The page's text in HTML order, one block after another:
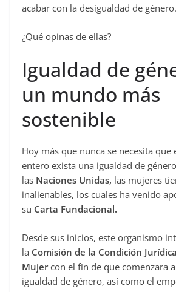
o
k
acabar con la desigualdad de género.
¿Qué opinas de ellas?
Igualdad de
un mundo más
sostenible
Hoy más que nunca se necesita que
entero exista una igualdad de
las Naciones Unidas, las mujeres
inalienables, los cuales ha venido
su Carta Fundacional.
Desde sus inicios, este organismo
la Comisión de la Condición
Mujercon el fin de que comenzara
igualdad de género, así como el